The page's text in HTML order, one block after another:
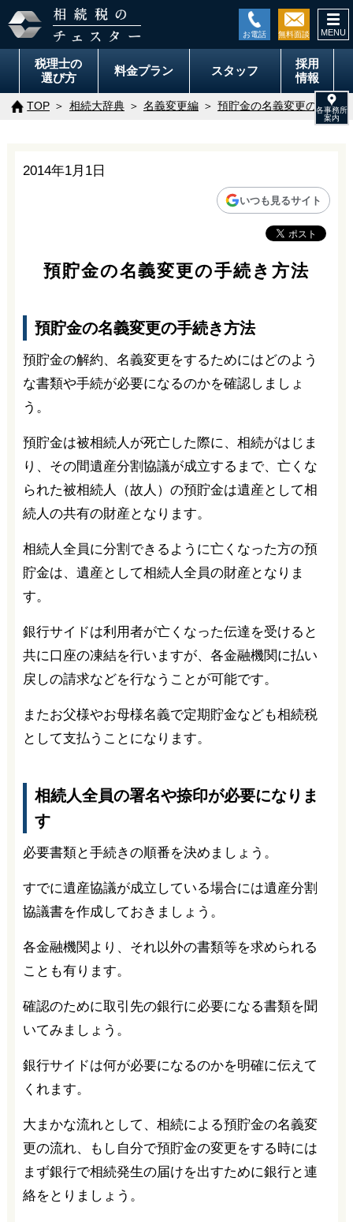
税理士の
選び方
料金プラン スタッフ
採用
情報
TOP 相続大辞典 名義変更編 預貯金の名義変更の手続き
2014年1月1日
いつも見るサイト
預貯金の名義変更の手続き方法
預貯金の名義変更の手続き方法
預貯金の解約、名義変更をするためにはどのよう
な書類や手続が必要になるのかを確認しましょ
う。
預貯金は被相続人が死亡した際に、相続がはじま
り、その間遺産分割協議が成立するまで、亡くな
られた被相続人（故人）の預貯金は遺産として相
続人の共有の財産となります。
相続人全員に分割できるように亡くなった方の預
貯金は、遺産として相続人全員の財産となりま
す。
銀行サイドは利用者が亡くなった伝達を受けると
共に口座の凍結を行いますが、各金融機関に払い
戻しの請求などを行なうことが可能です。
またお父様やお母様名義で定期貯金なども相続税
として支払うことになります。
相続人全員の署名や捺印が必要になりま
す
必要書類と手続きの順番を決めましょう。
すでに遺産協議が成立している場合には遺産分割
協議書を作成しておきましょう。
各金融機関より、それ以外の書類等を求められる
ことも有ります。
確認のために取引先の銀行に必要になる書類を聞
いてみましょう。
銀行サイドは何が必要になるのかを明確に伝えて
くれます。
大まかな流れとして、相続による預貯金の名義変
更の流れ、もし自分で預貯金の変更をする時には
まず銀行で相続発生の届けを出すために銀行と連
絡をとりましょう。